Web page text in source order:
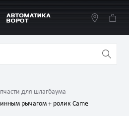
для шлагбаума
рычагом + ролик Came